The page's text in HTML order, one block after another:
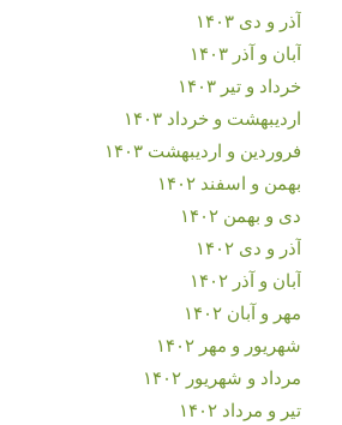
آذر و دی ۱۴۰۳
آبان و آذر ۱۴۰۳
خرداد و تیر ۱۴۰۳
اردیبهشت و خرداد ۱۴۰۳
فروردین و اردیبهشت ۱۴۰۳
بهمن و اسفند ۱۴۰۲
دی و بهمن ۱۴۰۲
آذر و دی ۱۴۰۲
آبان و آذر ۱۴۰۲
مهر و آبان ۱۴۰۲
شهریور و مهر ۱۴۰۲
مرداد و شهریور ۱۴۰۲
تیر و مرداد ۱۴۰۲